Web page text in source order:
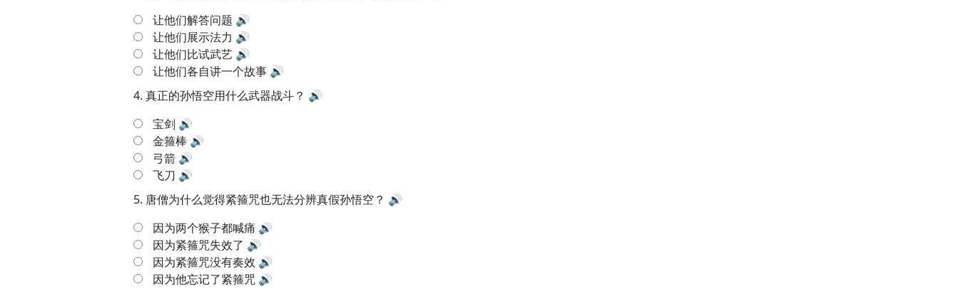
让他们解答问题 🔊
让他们展示法力 🔊
让他们比试武艺 🔊
让他们各自讲一个故事 🔊
4. 真正的孙悟空用什么武器战斗？ 🔊
宝剑 🔊
金箍棒 🔊
弓箭 🔊
飞刀 🔊
5. 唐僧为什么觉得紧箍咒也无法分辨真假孙悟空？ 🔊
因为两个猴子都喊痛 🔊
因为紧箍咒失效了 🔊
因为紧箍咒没有奏效 🔊
因为他忘记了紧箍咒 🔊